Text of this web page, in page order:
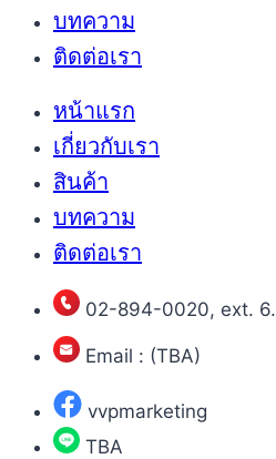
บทความ
ติดต่อเรา
หน้าแรก
เกี่ยวกับเรา
สินค้า
บทความ
ติดต่อเรา
02-894-0020, ext. 6.
Email : (TBA)
vvpmarketing
TBA